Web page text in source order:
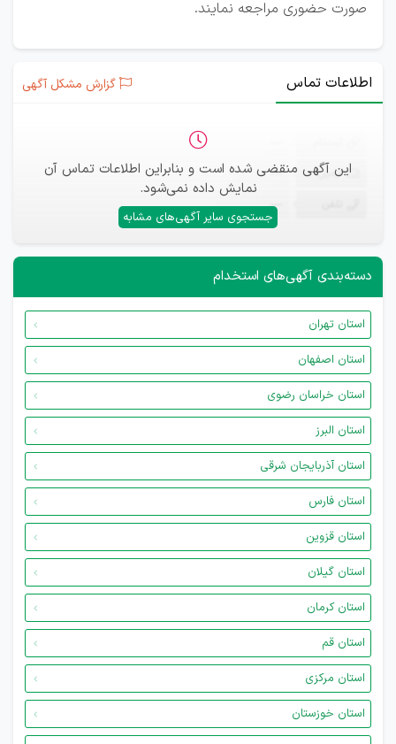
صورت حضوری مراجعه نمایند.
اطلاعات تماس گزارش مشکل آگهی
این آگهی منقضی شده است و بنابراین اطلاعات تماس آن
نمایش داده نمی‌شود.
جستجوی سایر آگهی‌های مشابه
ایمیل —
—
دسته‌بندی آگهی‌های استخدام
استان تهران
استان اصفهان
استان خراسان رضوی
استان البرز
استان آذربایجان شرقی
استان فارس
استان قزوین
استان گیلان
استان کرمان
استان قم
استان مرکزی
استان خوزستان